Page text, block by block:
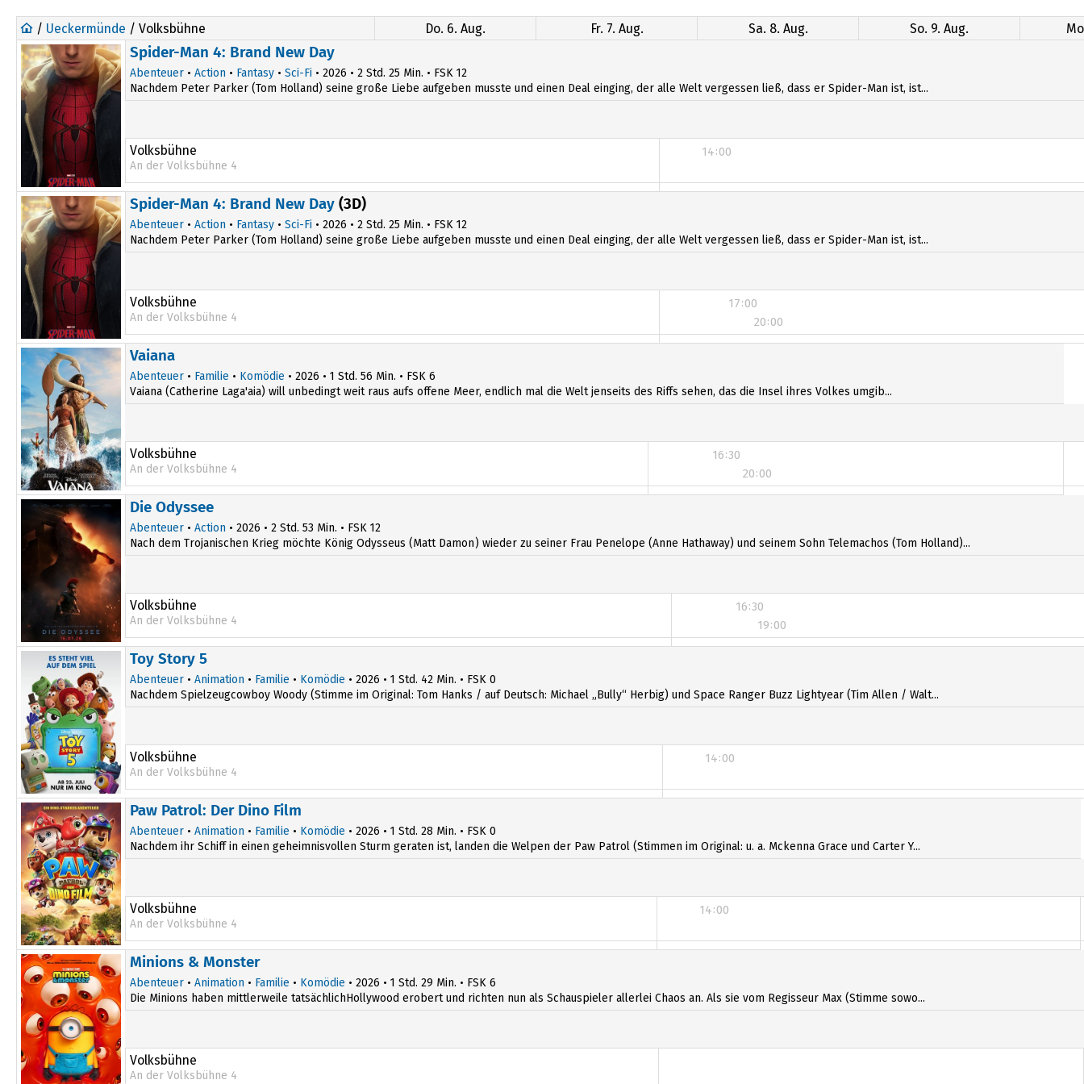
/ Ueckermünde / Volksbühne Do. 6. Aug. Fr. 7. Aug. Sa. 8. Aug. So. 9. Aug.
Spider-Man 4: Brand New Day
Abenteuer • Action • Fantasy • Sci-Fi • 2026 • 2 Std. 25 Min. • FSK 12
Nachdem Peter Parker (Tom Holland) seine große Liebe aufgeben musste und einen Deal einging, der alle Welt vergessen ließ, dass er Spider-Man ist, ist...
Volksbühne
An der Volksbühne 4
14:00
14:00
Spider-Man 4: Brand New Day (3D)
Abenteuer • Action • Fantasy • Sci-Fi • 2026 • 2 Std. 25 Min. • FSK 12
Nachdem Peter Parker (Tom Holland) seine große Liebe aufgeben musste und einen Deal einging, der alle Welt vergessen ließ, dass er Spider-Man ist, ist...
Volksbühne
An der Volksbühne 4
17:00
20:00
17:00
Vaiana
Abenteuer • Familie • Komödie • 2026 • 1 Std. 56 Min. • FSK 6
Vaiana (Catherine Laga'aia) will unbedingt weit raus aufs offene Meer, endlich mal die Welt jenseits des Riffs sehen, das die Insel ihres Volkes umgib...
Volksbühne
An der Volksbühne 4
16:30
20:00
16:30
Die Odyssee
Abenteuer • Action • 2026 • 2 Std. 53 Min. • FSK 12
Nach dem Trojanischen Krieg möchte König Odysseus (Matt Damon) wieder zu seiner Frau Penelope (Anne Hathaway) und seinem Sohn Telemachos (Tom Holland)...
Volksbühne
An der Volksbühne 4
16:30
19:00
16:30
Toy Story 5
Abenteuer • Animation • Familie • Komödie • 2026 • 1 Std. 42 Min. • FSK 0
Nachdem Spielzeugcowboy Woody (Stimme im Original: Tom Hanks / auf Deutsch: Michael „Bully“ Herbig) und Space Ranger Buzz Lightyear (Tim Allen / Walt...
Volksbühne
An der Volksbühne 4
14:00
14:00
Paw Patrol: Der Dino Film
Abenteuer • Animation • Familie • Komödie • 2026 • 1 Std. 28 Min. • FSK 0
Nachdem ihr Schiff in einen geheimnisvollen Sturm geraten ist, landen die Welpen der Paw Patrol (Stimmen im Original: u. a. Mckenna Grace und Carter Y...
Volksbühne
An der Volksbühne 4
14:00
14:00
Minions & Monster
Abenteuer • Animation • Familie • Komödie • 2026 • 1 Std. 29 Min. • FSK 6
Die Minions haben mittlerweile tatsächlichHollywood erobert und richten nun als Schauspieler allerlei Chaos an. Als sie vom Regisseur Max (Stimme sowo...
Volksbühne
An der Volksbühne 4